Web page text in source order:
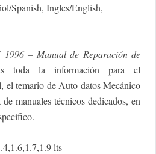
Spanish, Ingles/English,
– Manual de Reparación de
toda la información para el
el temario de Auto datos Mecánico
manuales técnicos dedicados, en
lts